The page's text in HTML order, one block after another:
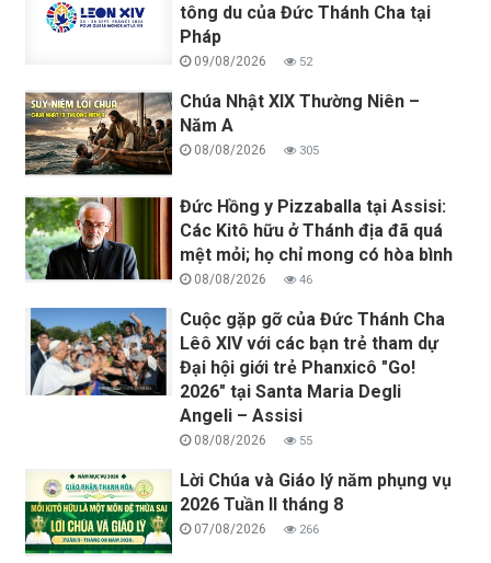
tông du của Đức Thánh Cha tại
Pháp
09/08/2026 52
Chúa Nhật XIX Thường Niên –
Năm A
08/08/2026 305
Đức Hồng y Pizzaballa tại Assisi:
Các Kitô hữu ở Thánh địa đã quá
mệt mỏi; họ chỉ mong có hòa bình
08/08/2026 46
Cuộc gặp gỡ của Đức Thánh Cha
Lêô XIV với các bạn trẻ tham dự
Đại hội giới trẻ Phanxicô "Go!
2026" tại Santa Maria Degli
Angeli – Assisi
08/08/2026 55
Lời Chúa và Giáo lý năm phụng vụ
2026 Tuần II tháng 8
07/08/2026 266